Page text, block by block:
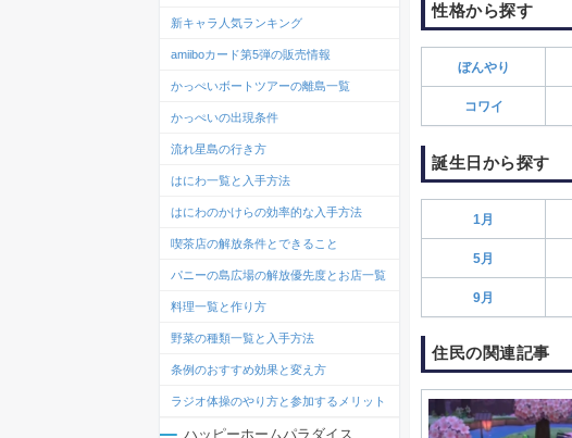
性格から探す
ぼんやり
コワイ
誕生日から探す
1月
5月
9月
住民の関連記事
新キャラ人気ランキング
amiiboカード第5弾の販売情報
かっぺいボートツアーの離島一覧
かっぺいの出現条件
流れ星島の行き方
はにわ一覧と入手方法
はにわのかけらの効率的な入手方法
喫茶店の解放条件とできること
パニーの島広場の解放優先度とお店一覧
料理一覧と作り方
野菜の種類一覧と入手方法
条例のおすすめ効果と変え方
ラジオ体操のやり方と参加するメリット
ハッピーホームパラダイス